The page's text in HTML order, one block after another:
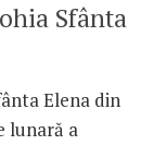
Sfânta
Elena din
lunară a